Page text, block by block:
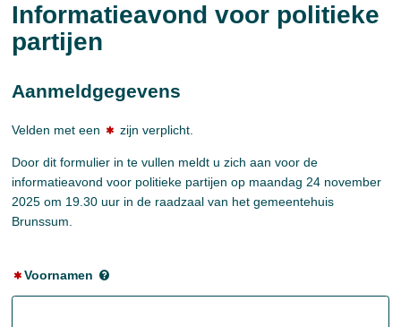
Informatieavond voor politieke
partijen
Aanmeldgegevens
Velden met een zijn verplicht.
Door dit formulier in te vullen meldt u zich aan voor de
informatieavond voor politieke partijen op maandag 24 november
2025 om 19.30 uur in de raadzaal van het gemeentehuis
Brunssum.
Voornamen